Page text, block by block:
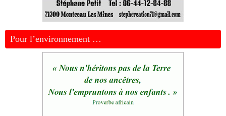
Pour l’environnement …